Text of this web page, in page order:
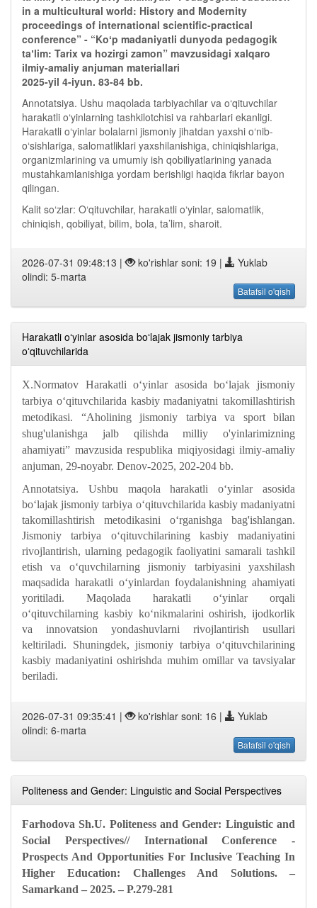
in a multicultural world: History and Modernity
proceedings of international scientific-practical
conference” - “Koʻp madaniyatli dunyoda pedagogik
taʼlim: Tarix va hozirgi zamon” mavzusidagi xalqaro
ilmiy-amaliy anjuman materiallari
2025-yil 4-iyun. 83-84 bb.
Annotatsiya. Ushu maqolada tarbiyachilar va o‘qituvchilar
harakatli o‘yinlarning tashkilotchisi va rahbarlari ekanligi.
Harakatli o‘yinlar bolalarni jismoniy jihatdan yaxshi o‘nib-
o‘sishlariga, salomatliklari yaxshilanishiga, chiniqishlariga,
organizmlarining va umumiy ish qobiliyatlarining yanada
mustahkamlanishiga yordam berishligi haqida fikrlar bayon
qilingan.
Kalit so‘zlar: O‘qituvchilar, harakatli o‘yinlar, salomatlik,
chiniqish, qobiliyat, bilim, bola, ta’lim, sharoit.
2026-07-31 09:48:13 | ko'rishlar soni: 19 |
Yuklab
olindi: 5-marta
Batafsil o'qish
Harakatli oʻyinlar asosida boʻlajak jismoniy tarbiya
oʻqituvchilarida
X.Normatov Harakatli oʻyinlar asosida boʻlajak jismoniy
tarbiya oʻqituvchilarida kasbiy madaniyatni takomillashtirish
metodikasi. “Aholining jismoniy tarbiya va sport bilan
shug'ulanishga jalb qilishda milliy o'yinlarimizning
ahamiyati” mavzusida respublika miqiyosidagi ilmiy-amaliy
anjuman, 29-noyabr. Denov-2025, 202-204 bb.
Annotatsiya. Ushbu maqola harakatli oʻyinlar asosida
boʻlajak jismoniy tarbiya oʻqituvchilarida kasbiy madaniyatni
takomillashtirish metodikasini oʻrganishga bag'ishlangan.
Jismoniy tarbiya oʻqituvchilarining kasbiy madaniyatini
rivojlantirish, ularning pedagogik faoliyatini samarali tashkil
etish va oʻquvchilarning jismoniy tarbiyasini yaxshilash
maqsadida harakatli oʻyinlardan foydalanishning ahamiyati
yoritiladi. Maqolada harakatli oʻyinlar orqali
oʻqituvchilarning kasbiy koʻnikmalarini oshirish, ijodkorlik
va innovatsion yondashuvlarni rivojlantirish usullari
keltiriladi. Shuningdek, jismoniy tarbiya oʻqituvchilarining
kasbiy madaniyatini oshirishda muhim omillar va tavsiyalar
beriladi.
2026-07-31 09:35:41 | ko'rishlar soni: 16 |
Yuklab
olindi: 6-marta
Batafsil o'qish
Politeness and Gender: Linguistic and Social Perspectives
Farhodova Sh.U. Politeness and Gender: Linguistic and
Social Perspectives// International Conference -
Prospects And Opportunities For Inclusive Teaching In
Higher Education: Challenges And Solutions. –
Samarkand – 2025. – P.279-281